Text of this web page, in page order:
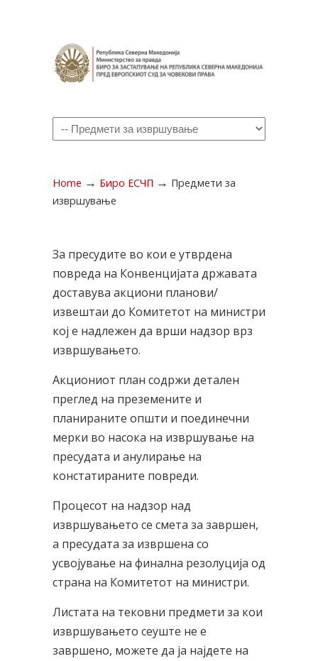
Navigation
Home → Биро ЕСЧП → Предмети за
извршување
За пресудите во кои е утврдена
повреда на Конвенцијата државата
доставува акциони планови/
извештаи до Комитетот на министри
кој е надлежен да врши надзор врз
извршувањето.
Акциониот план содржи детален
преглед на преземените и
планираните општи и поединечни
мерки во насока на извршување на
пресудата и анулирање на
констатираните повреди.
Процесот на надзор над
извршувањето се смета за завршен,
а пресудата за извршена со
усвојување на финална резолуција од
страна на Комитетот на министри.
Листата на тековни предмети за кои
извршувањето сеуште не е
завршено, можете да ја најдете на